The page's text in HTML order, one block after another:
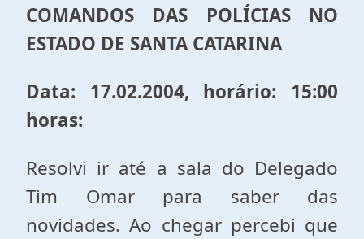
COMANDOS DAS POLÍCIAS NO
ESTADO DE SANTA CATARINA
Data: 17.02.2004, horário: 15:00
horas:
Resolvi ir até a sala do Delegado
Tim Omar para saber das
novidades. Ao chegar percebi que